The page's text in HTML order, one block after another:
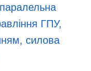
ГПУ,
силова